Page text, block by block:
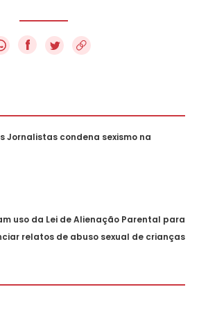
f
Jornalistas condena sexismo na
uso da Lei de Alienação Parental para
relatos de abuso sexual de crianças